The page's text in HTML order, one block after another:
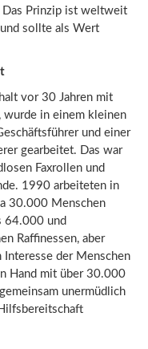
Das Prinzip ist weltweit
sollte als Wert
vor 30 Jahren mit
wurde in einem kleinen
und einer
gearbeitet. Das war
Faxrollen und
1990 arbeiteten in
30.000 Menschen
64.000 und
Raffinessen, aber
Interesse der Menschen
Hand mit über 30.000
unermüdlich